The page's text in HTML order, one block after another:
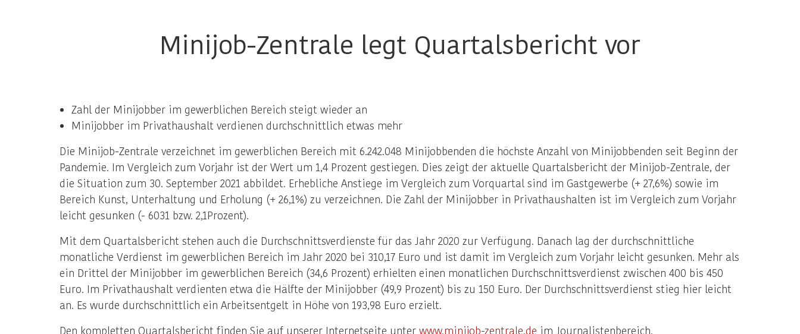
Minijob-Zentrale legt Quartalsbericht vor
Zahl der Minijobber im gewerblichen Bereich steigt wieder an
Minijobber im Privathaushalt verdienen durchschnittlich etwas mehr
Die Minijob-Zentrale verzeichnet im gewerblichen Bereich mit 6.242.048 Minijobbenden die höchste Anzahl von Minijobbenden seit Beginn der
Pandemie. Im Vergleich zum Vorjahr ist der Wert um 1,4 Prozent gestiegen. Dies zeigt der aktuelle Quartalsbericht der Minijob-Zentrale, der
die Situation zum 30. September 2021 abbildet. Erhebliche Anstiege im Vergleich zum Vorquartal sind im Gastgewerbe (+ 27,6%) sowie im
Bereich Kunst, Unterhaltung und Erholung (+ 26,1%) zu verzeichnen. Die Zahl der Minijobber in Privathaushalten ist im Vergleich zum Vorjahr
leicht gesunken (- 6031 bzw. 2,1Prozent).
Mit dem Quartalsbericht stehen auch die Durchschnittsverdienste für das Jahr 2020 zur Verfügung. Danach lag der durchschnittliche
monatliche Verdienst im gewerblichen Bereich im Jahr 2020 bei 310,17 Euro und ist damit im Vergleich zum Vorjahr leicht gesunken. Mehr als
ein Drittel der Minijobber im gewerblichen Bereich (34,6 Prozent) erhielten einen monatlichen Durchschnittsverdienst zwischen 400 bis 450
Euro. Im Privathaushalt verdienten etwa die Hälfte der Minijobber (49,9 Prozent) bis zu 150 Euro. Der Durchschnittsverdienst stieg hier leicht
an. Es wurde durchschnittlich ein Arbeitsentgelt in Höhe von 193,98 Euro erzielt.
Den kompletten Quartalsbericht finden Sie auf unserer Internetseite unter www.minijob-zentrale.de im Journalistenbereich.